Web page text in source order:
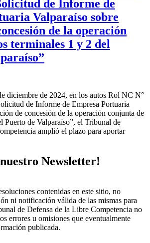
de Informe de
Valparaíso sobre
de la operación
terminales 1 y 2 del
diciembre de 2024, en los autos Rol NC N°
de Informe de Empresa Portuaria
de concesión de la operación conjunta de
Puerto de Valparaíso”, el Tribunal de
amplió el plazo para aportar
Newsletter!
contenidas en este sitio, no
ni notificación válida de las mismas para
de Defensa de la Libre Competencia no
errores u omisiones que eventualmente
publicada.